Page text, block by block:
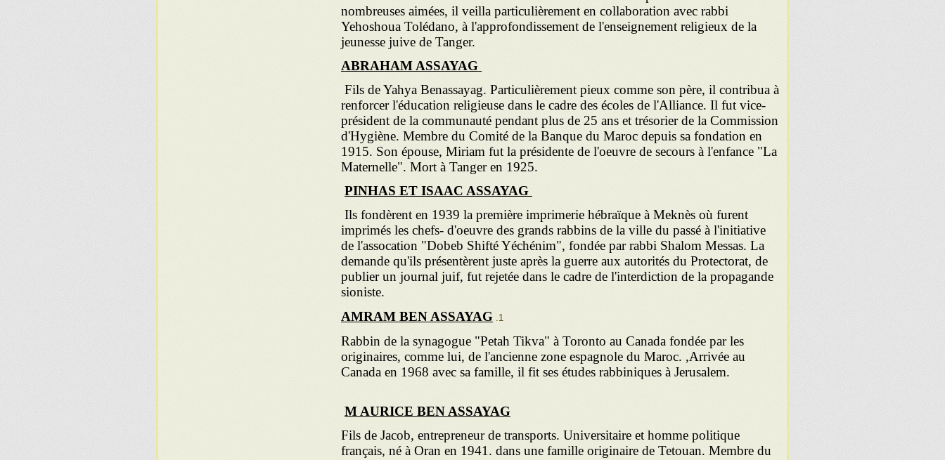
nombreuses aimées, il veilla particulièrement en colla­boration avec rabbi
Yehoshoua Tolédano, à l'approfondissement de l'enseignement religieux de la
jeunesse juive de Tanger.
ABRAHAM ASSAYAG
Fils de Yahya Benassayag. Particulièrement pieux comme son père, il contribua à
renforcer l'éducation religieuse dans le cadre des écoles de l'Alliance. Il fut vice-
président de la communauté pendant plus de 25 ans et trésorier de la Commis­sion
d'Hygiène. Membre du Comité de la Banque du Maroc depuis sa fondation en
1915. Son épouse, Miriam fut la présidente de l'oeuvre de secours à l'enfance "La
Maternelle". Mort à Tanger en 1925.
PINHAS ET ISAAC ASSAYAG
Ils fondèrent en 1939 la première imprimerie hébraïque à Meknès où furent
imprimés les chefs- d'oeuvre des grands rabbins de la ville du passé à l'initiative
de l'assocation "Dobeb Shifté Yéchénim", fondée par rabbi Shalom Messas. La
demande qu'ils présen­tèrent juste après la guerre aux autorités du Protectorat, de
publier un journal juif, fut rejetée dans le cadre de l'interdiction de la propagande
sioniste.
AMRAM BEN ASSAYAG
Rabbin de la synagogue "Petah Tikva" à Toronto au Canada fondée par les
originaires, comme lui, de l'ancienne zone espagnole du Maroc. ,Arrivée au
Canada en 1968 avec sa famille, il fit ses études rabbiniques à Jerusalem.
M AURICE BEN ASSAYAG
Fils de Jacob, entre­preneur de transports. Universitaire et homme politique
français, né à Oran en 1941. dans une famille originaire de Tetouan. Membre du